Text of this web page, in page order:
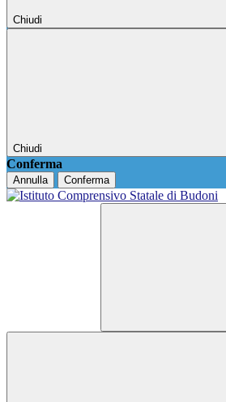
Chiudi
Chiudi
Conferma
Annulla Conferma